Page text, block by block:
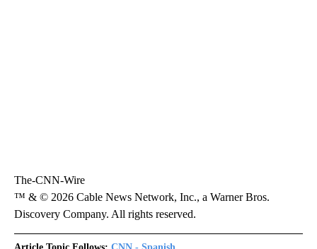
The-CNN-Wire
™ & © 2026 Cable News Network, Inc., a Warner Bros.
Discovery Company. All rights reserved.